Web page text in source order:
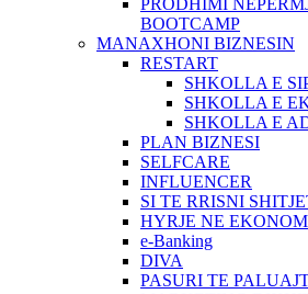
BOOTCAMP
MANAXHONI BIZNESIN
RESTART
SHKOLLA E
SHKOLLA E
SHKOLLA E
PLAN BIZNESI
SELFCARE
INFLUENCER
SI TE RRISNI
HYRJE NE
e-Banking
DIVA
PASURI TE